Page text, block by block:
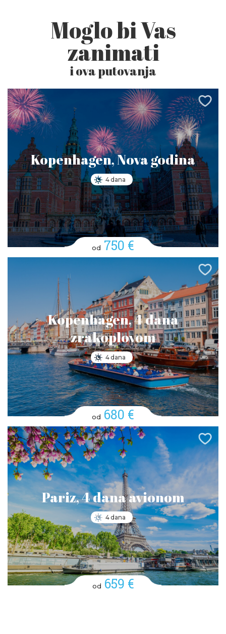
Moglo bi Vas
zanimati
i ova putovanja
Kopenhagen, Nova godina
4 dana
od 750 €
Kopenhagen, 4 dana
zrakoplovom
4 dana
od 680 €
Pariz, 4 dana avionom
4 dana
od 659 €